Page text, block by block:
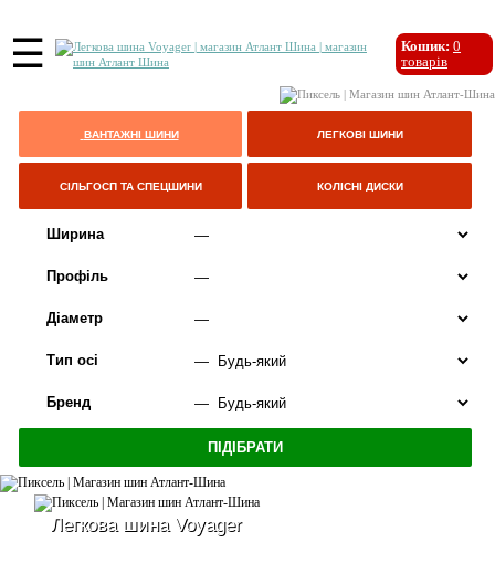
☰ Кошик: 0
товарів
ВАНТАЖНІ ШИНИ ЛЕГКОВІ ШИНИ
СІЛЬГОСП ТА СПЕЦШИНИ КОЛІСНІ ДИСКИ
Ширина
Профіль
Діаметр
Тип осі
Бренд
Легкова шина Voyager